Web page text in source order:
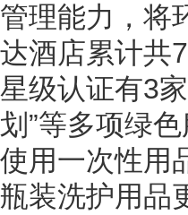
管理能力，将
达酒店累计共
星级认证有3
划”等多项绿
使用一次性用
瓶装洗护用品